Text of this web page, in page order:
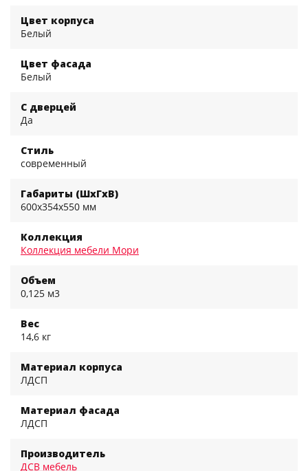
Цвет корпуса
Белый
Цвет фасада
Белый
С дверцей
Да
Стиль
современный
Габариты (ШхГхВ)
600x354x550 мм
Коллекция
Коллекция мебели Мори
Объем
0,125 м3
Вес
14,6 кг
Материал корпуса
ЛДСП
Материал фасада
ЛДСП
Производитель
ДСВ мебель